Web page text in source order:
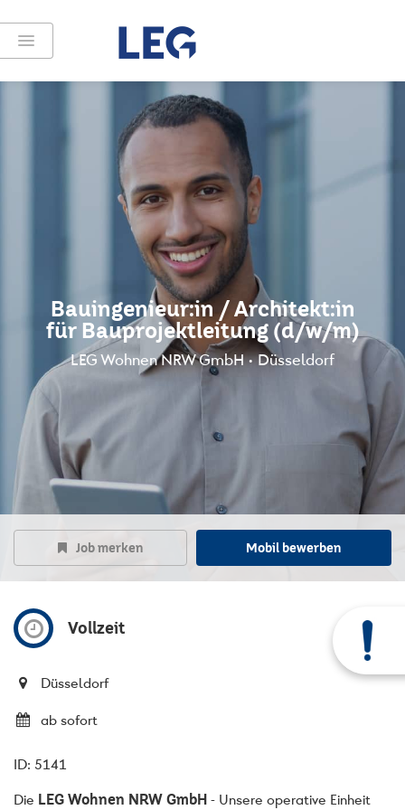
Bauingenieur:in / Architekt:in
für Bauprojektleitung (d/w/m)
LEG Wohnen NRW GmbH • Düsseldorf
Job merken Mobil bewerben
Vollzeit
Düsseldorf
ab sofort
ID: 5141
Die LEG Wohnen NRW GmbH - Unsere operative Einheit